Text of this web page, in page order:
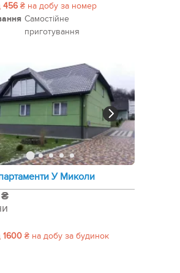
456 ₴ на добу за номер
Самостійне
приготування
У Миколи
1600 ₴ на добу за будинок